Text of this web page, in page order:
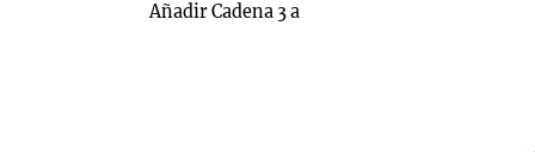
Añadir Cadena 3 a